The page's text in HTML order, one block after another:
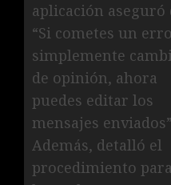
aplicación aseguró
“Si cometes un
simplemente
de opinión, ahora
puedes editar los
mensajes
Además, detalló el
procedimiento para